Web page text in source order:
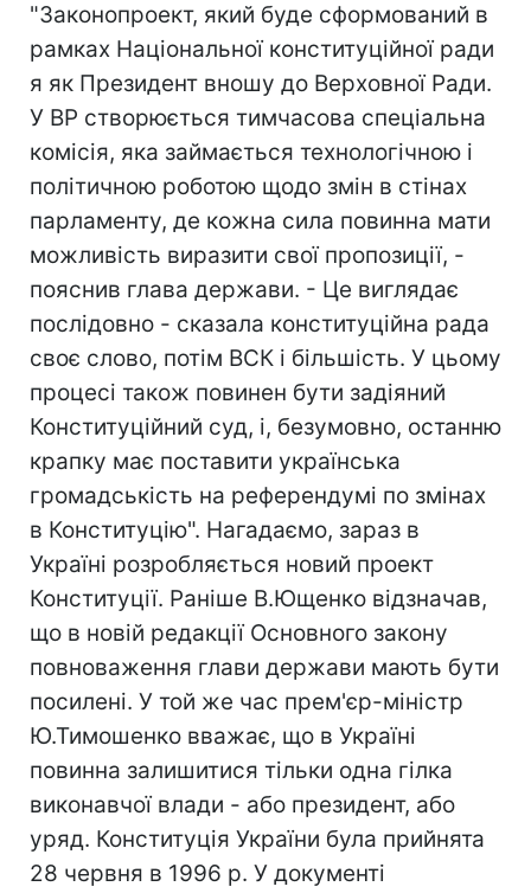
"Законопроект, який буде сформований в
рамках Національної конституційної ради
я як Президент вношу до Верховної Ради.
У ВР створюється тимчасова спеціальна
комісія, яка займається технологічною і
політичною роботою щодо змін в стінах
парламенту, де кожна сила повинна мати
можливість виразити свої пропозиції, -
пояснив глава держави. - Це виглядає
послідовно - сказала конституційна рада
своє слово, потім ВСК і більшість. У цьому
процесі також повинен бути задіяний
Конституційний суд, і, безумовно, останню
крапку має поставити українська
громадськість на референдумі по змінах
в Конституцію". Нагадаємо, зараз в
Україні розробляється новий проект
Конституції. Раніше В.Ющенко відзначав,
що в новій редакції Основного закону
повноваження глави держави мають бути
посилені. У той же час прем'єр-міністр
Ю.Тимошенко вважає, що в Україні
повинна залишитися тільки одна гілка
виконавчої влади - або президент, або
уряд. Конституція України була прийнята
28 червня в 1996 р. У документі